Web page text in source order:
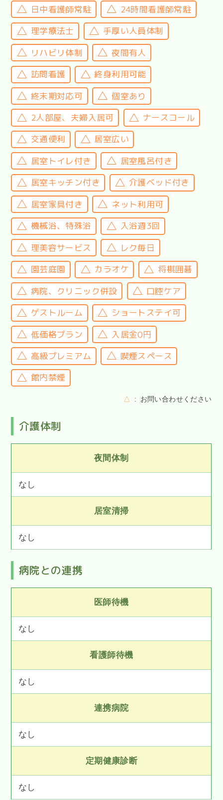
日中看護師常駐
24時間看護師常駐
理学療法士
手厚い人員体制
リハビリ体制
夜間有人
訪問看護
終身利用可能
終末期対応可
個室あり
2人部屋、夫婦入居可
ナースコール
交通便利
居室広い
居室トイレ付き
居室風呂付き
居室キッチン付き
介護ベッド付き
居室家具付き
ネット利用可
機械浴、特殊浴
入浴週3回
理美容サービス
レク毎日
園芸庭園
カラオケ
将棋囲碁
病院、クリニック併設
口腔ケア
ゲストルーム
ショートステイ可
低価格プラン
入居金0円
高級プレミアム
喫煙スペース
館内禁煙
△ お問い合わせください
介護体制
夜間体制
なし
居室清掃
なし
病院との連携
医師待機
なし
看護師待機
なし
連携病院
なし
定期健康診断
なし